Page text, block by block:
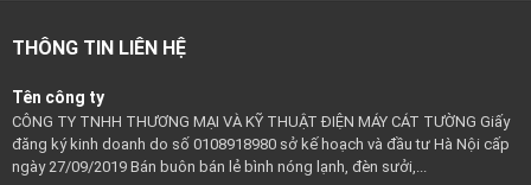
THÔNG TIN LIÊN HỆ
Tên công ty
CÔNG TY TNHH THƯƠNG MẠI VÀ KỸ THUẬT ĐIỆN MÁY CÁT TƯỜNG Giấy
đăng ký kinh doanh do số 0108918980 sở kế hoạch và đầu tư Hà Nội cấp
ngày 27/09/2019 Bán buôn bán lẻ bình nóng lạnh, đèn sưởi,...